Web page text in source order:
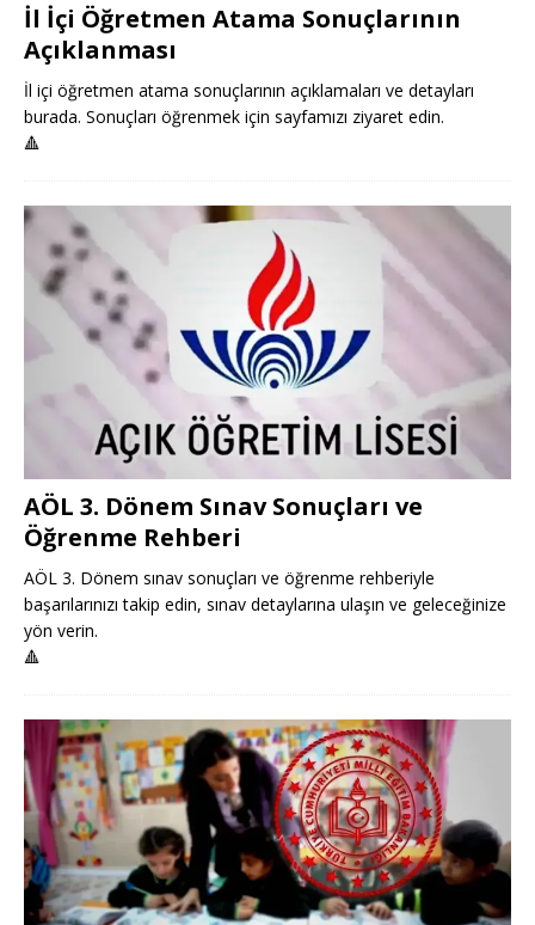
İl İçi Öğretmen Atama Sonuçlarının
Açıklanması
İl içi öğretmen atama sonuçlarının açıklamaları ve detayları
burada. Sonuçları öğrenmek için sayfamızı ziyaret edin.
🔺
AÖL 3. Dönem Sınav Sonuçları ve
Öğrenme Rehberi
AÖL 3. Dönem sınav sonuçları ve öğrenme rehberiyle
başarılarınızı takip edin, sınav detaylarına ulaşın ve geleceğinize
yön verin.
🔺